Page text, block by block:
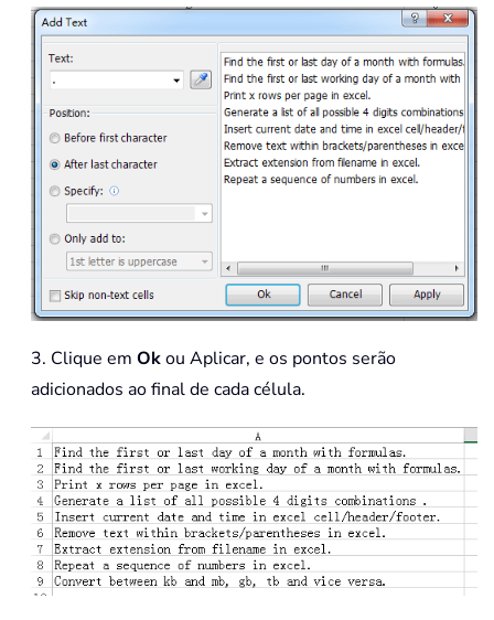
3. Clique em Okou Aplicar, e os pontos serão
adicionados ao final de cada célula.